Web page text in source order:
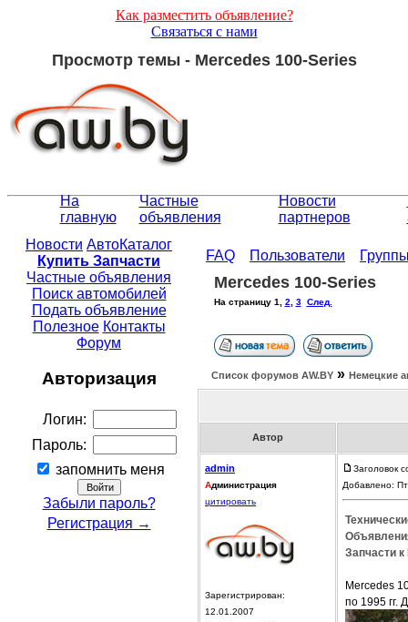
Как разместить объявление?
Связаться с нами
Просмотр темы - Mercedes 100-Series
На
главную
Частные
объявления
Новости
партнеров
Новости АвтоКаталог
Купить Запчасти
Частные объявления
Поиск автомобилей
Подать объявление
Полезное Контакты
Форум
Авторизация
Логин:
Пароль:
запомнить меня
Забыли пароль?
Регистрация →
FAQ Пользователи
Mercedes 100-Series
На страницу 1 2 3 След.
Список форумов АW.BY » Немецкие
Автор
admin
Администрация
цитировать
Зарегистрирован:
12.01.2007
Заголовок
Добавлено:
Запчасти
Mercedes
по 1995 гг.